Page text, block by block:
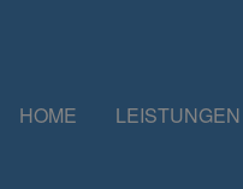
HOME LEISTUNGEN